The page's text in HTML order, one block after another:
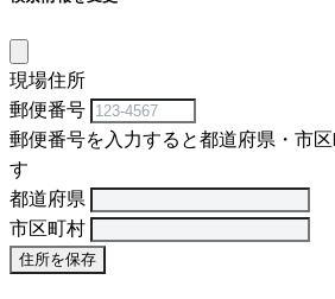
現場住所
郵便番号
郵便番号を入力すると都道府県・市
す
都道府県
市区町村